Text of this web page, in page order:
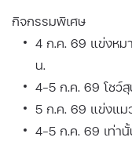
กิจกรรมพิเศษ
4 ก.ค. 69 แข่งหม
น.
4–5 ก.ค. 69 โชว์
5 ก.ค. 69 แข่งแม
4–5 ก.ค. 69 เท่า